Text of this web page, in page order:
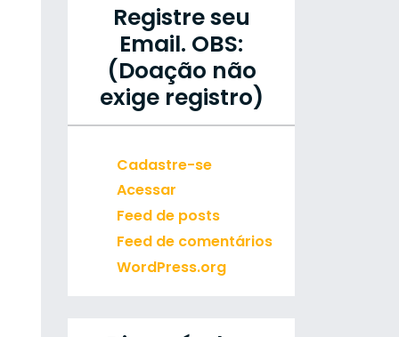
Registre seu
Email. OBS:
(Doação não
exige registro)
Cadastre-se
Acessar
Feed de posts
Feed de comentários
WordPress.org